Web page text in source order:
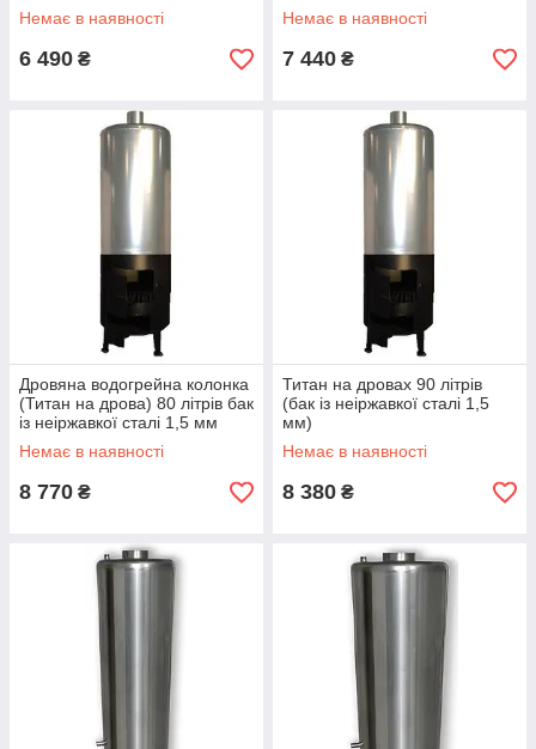
Немає в наявності
6 490 ₴
Немає в наявності
7 440 ₴
Дровяна водогрейна колонка
(Титан на дрова) 80 літрів бак
із неіржавкої сталі 1,5 мм
Немає в наявності
8 770 ₴
Титан на дровах 90 літрів
(бак із неіржавкої сталі 1,5
мм)
Немає в наявності
8 380 ₴